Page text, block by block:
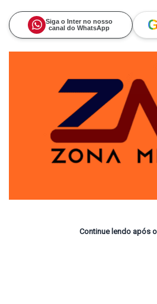
Siga o Inter no nosso
canal do WhatsApp
Continue lendo após